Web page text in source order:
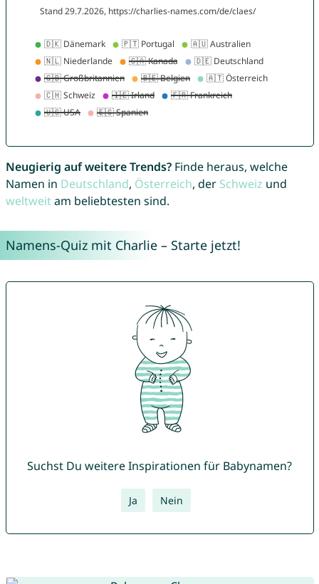
Neugierig auf weitere Trends?Finde heraus, welche
Namen in Deutschland, Österreich, der Schweiz und
weltweitam beliebtesten sind.
Namens-Quiz mit Charlie – Starte jetzt!
Suchst Du weitere Inspirationen für Babynamen?
Ja Nein